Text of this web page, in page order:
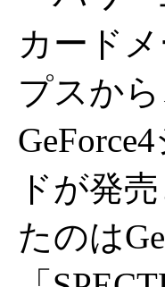
カード
プスか
ドが発
たのは